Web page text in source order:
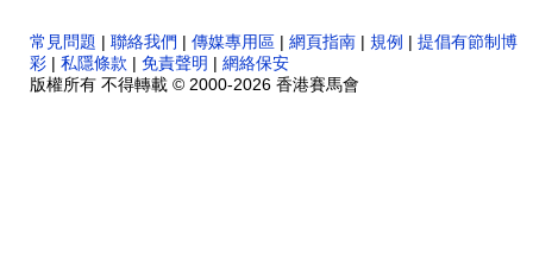
常見問題 | 聯絡我們 | 傳媒專用區 | 網頁指南 | 規例 | 提倡有節制博
彩 | 私隱條款 | 免責聲明 | 網絡保安
版權所有 不得轉載 © 2000-2026 香港賽馬會